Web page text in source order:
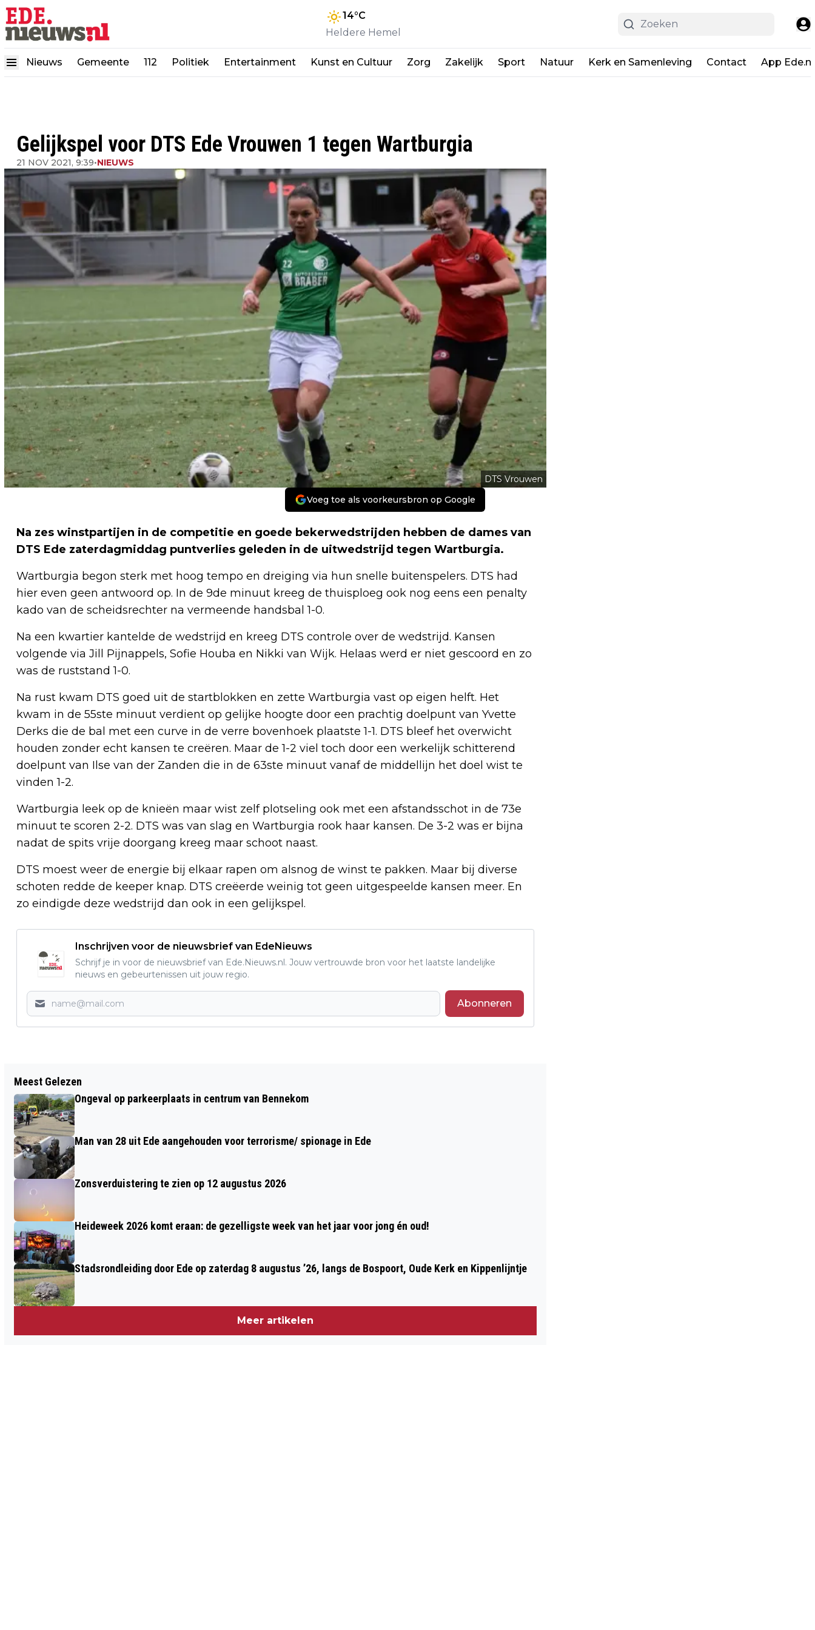
14°C
Heldere Hemel
Nieuws Gemeente 112 Politiek Entertainment Kunst en Cultuur Zorg Zakelijk Sport Natuur Kerk en Samenleving Contact App
Gelijkspel voor DTS Ede Vrouwen 1 tegen Wartburgia
21 NOV 2021, 9:39•NIEUWS
DTS Vrouwen
Voeg toe als voorkeursbron op Google
Na zes winstpartijen in de competitie en goede bekerwedstrijden hebben de dames van
DTS Ede zaterdagmiddag puntverlies geleden in de uitwedstrijd tegen Wartburgia.
Wartburgia begon sterk met hoog tempo en dreiging via hun snelle buitenspelers. DTS had
hier even geen antwoord op. In de 9de minuut kreeg de thuisploeg ook nog eens een penalty
kado van de scheidsrechter na vermeende handsbal 1-0.
Na een kwartier kantelde de wedstrijd en kreeg DTS controle over de wedstrijd. Kansen
volgende via Jill Pijnappels, Sofie Houba en Nikki van Wijk. Helaas werd er niet gescoord en zo
was de ruststand 1-0.
Na rust kwam DTS goed uit de startblokken en zette Wartburgia vast op eigen helft. Het
kwam in de 55ste minuut verdient op gelijke hoogte door een prachtig doelpunt van Yvette
Derks die de bal met een curve in de verre bovenhoek plaatste 1-1. DTS bleef het overwicht
houden zonder echt kansen te creëren. Maar de 1-2 viel toch door een werkelijk schitterend
doelpunt van Ilse van der Zanden die in de 63ste minuut vanaf de middellijn het doel wist te
vinden 1-2.
Wartburgia leek op de knieën maar wist zelf plotseling ook met een afstandsschot in de 73e
minuut te scoren 2-2. DTS was van slag en Wartburgia rook haar kansen. De 3-2 was er bijna
nadat de spits vrije doorgang kreeg maar schoot naast.
DTS moest weer de energie bij elkaar rapen om alsnog de winst te pakken. Maar bij diverse
schoten redde de keeper knap. DTS creëerde weinig tot geen uitgespeelde kansen meer. En
zo eindigde deze wedstrijd dan ook in een gelijkspel.
Inschrijven voor de nieuwsbrief van EdeNieuws
Schrijf je in voor de nieuwsbrief van Ede.Nieuws.nl. Jouw vertrouwde bron voor het laatste landelijke
nieuws en gebeurtenissen uit jouw regio.
Abonneren
MATIGE EERSTE HELFT NEKT DTS EDE
Meest Gelezen
Ongeval op parkeerplaats in centrum van Bennekom
Man van 28 uit Ede aangehouden voor terrorisme/ spionage in Ede
Zonsverduistering te zien op 12 augustus 2026
Heideweek 2026 komt eraan: de gezelligste week van het jaar voor jong én oud!
Stadsrondleiding door Ede op zaterdag 8 augustus ’26, langs de Bospoort, Oude Kerk en Kippenlijntje
Meer artikelen